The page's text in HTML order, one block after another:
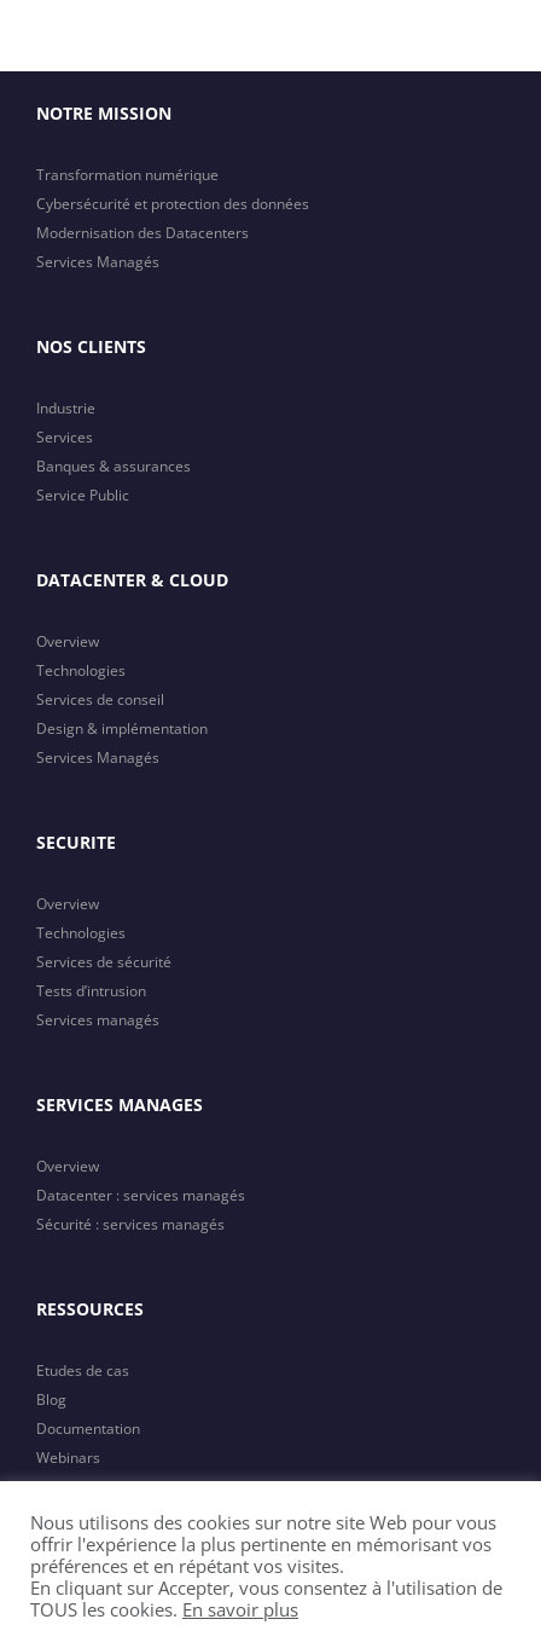
NOTRE MISSION
Transformation numérique
Cybersécurité et protection des données
Modernisation des Datacenters
Services Managés
NOS CLIENTS
Industrie
Services
Banques & assurances
Service Public
DATACENTER & CLOUD
Overview
Technologies
Services de conseil
Design & implémentation
Services Managés
SECURITE
Overview
Technologies
Services de sécurité
Tests d’intrusion
Services managés
SERVICES MANAGES
Overview
Datacenter : services managés
Sécurité : services managés
RESSOURCES
Etudes de cas
Blog
Documentation
Webinars
Actualités
Nous utilisons des cookies sur notre site Web pour vous
offrir l'expérience la plus pertinente en mémorisant vos
préférences et en répétant vos visites.
En cliquant sur Accepter, vous consentez à l'utilisation de
TOUS les cookies. En savoir plus